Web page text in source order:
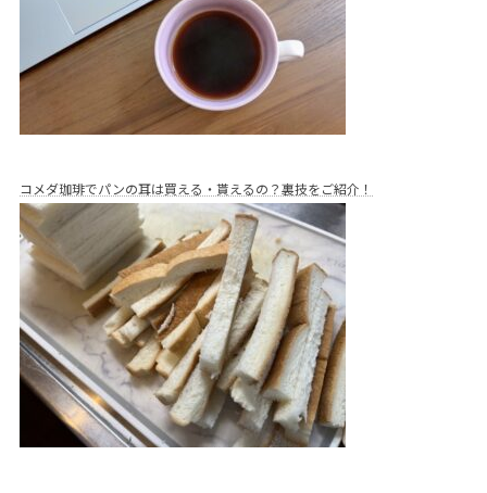
コメダ珈琲でパンの耳は買える・貰えるの？裏技をご紹介！